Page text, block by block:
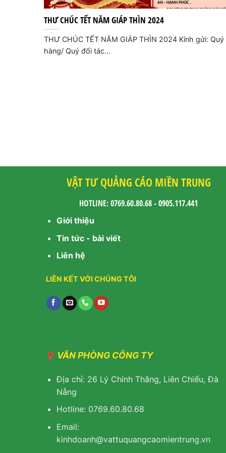
THƯ CHÚC TẾT NĂM GIÁP THÌN 2024
THƯ CHÚC TẾT NĂM GIÁP THÌN 2024 Kính gửi:
hàng/ Quý đối tác...
VẬT TƯ QUẢNG CÁO MIỀN TRUNG
HOTLINE: 0769.60.80.68 - 0905.117.441
Giới thiệu
Tin tức - bài viết
Liên hệ
LIÊN KẾT VỚI CHÚNG TÔI
VĂN PHÒNG CÔNG TY
Địa chỉ: 26 Lý Chính Thắng, Liên Chiểu, Đà
Nẵng
Hotline: 0769.60.80.68
Email:
kinhdoanh@vattuquangcaomientrung.vn